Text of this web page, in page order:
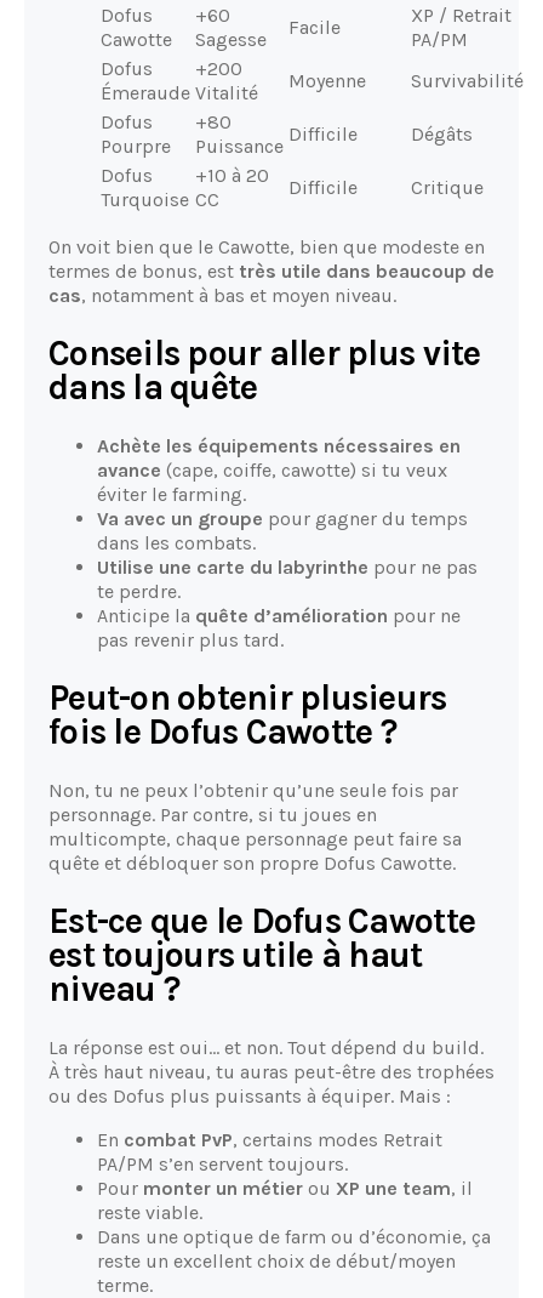
Dofus
Cawotte
+60
Sagesse
Facile
XP / Retrait
PA/PM
Dofus
Émeraude
+200
Vitalité
Moyenne
Survivabilité
Dofus
Pourpre
+80
Puissance
Difficile
Dégâts
Dofus
Turquoise
+10 à 20
CC
Difficile Critique
On voit bien que le Cawotte, bien que modeste en
termes de bonus, est très utile dans beaucoup de
cas, notamment à bas et moyen niveau.
Conseils pour aller plus vite
dans la quête
Achète les équipements nécessaires en
avance (cape, coiffe, cawotte) si tu veux
éviter le farming.
Va avec un groupe pour gagner du temps
dans les combats.
Utilise une carte du labyrinthe pour ne pas
te perdre.
Anticipe la quête d’amélioration pour ne
pas revenir plus tard.
Peut-on obtenir plusieurs
fois le Dofus Cawotte ?
Non, tu ne peux l’obtenir qu’une seule fois par
personnage. Par contre, si tu joues en
multicompte, chaque personnage peut faire sa
quête et débloquer son propre Dofus Cawotte.
Est-ce que le Dofus Cawotte
est toujours utile à haut
niveau ?
La réponse est oui… et non. Tout dépend du build.
À très haut niveau, tu auras peut-être des trophées
ou des Dofus plus puissants à équiper. Mais :
En combat PvP, certains modes Retrait
PA/PM s’en servent toujours.
Pour monter un métier ou XP une team, il
reste viable.
Dans une optique de farm ou d’économie, ça
reste un excellent choix de début/moyen
terme.